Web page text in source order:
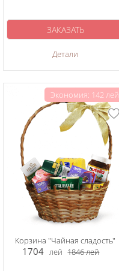
Детали
ЗАКАЗАТЬ
Экономия: 142 лей
Корзина "Чайная сладость"
1704 лей 1846лей